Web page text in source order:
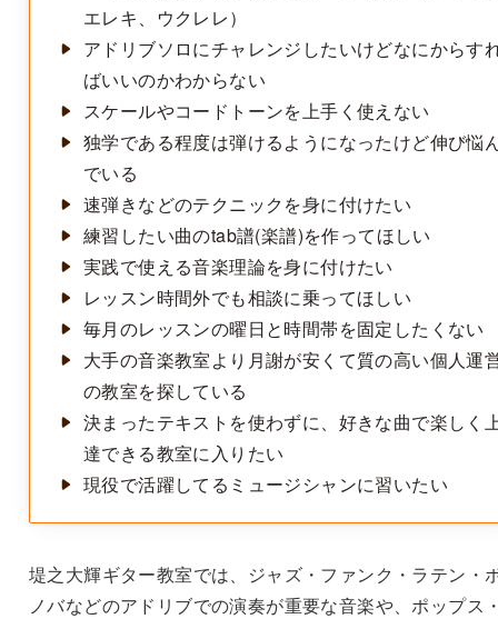
エレキ、ウクレレ）
アドリブソロにチャレンジしたいけどなにからす
ばいいのかわからない
スケールやコードトーンを上手く使えない
独学である程度は弾けるようになったけど伸び悩
でいる
速弾きなどのテクニックを身に付けたい
練習したい曲のtab譜(楽譜)を作ってほしい
実践で使える音楽理論を身に付けたい
レッスン時間外でも相談に乗ってほしい
毎月のレッスンの曜日と時間帯を固定したくない
大手の音楽教室より月謝が安くて質の高い個人運
の教室を探している
決まったテキストを使わずに、好きな曲で楽しく
達できる教室に入りたい
現役で活躍してるミュージシャンに習いたい
堤之大輝ギター教室では、ジャズ・ファンク・ラテン・
ノバなどのアドリブでの演奏が重要な音楽や、ポップス